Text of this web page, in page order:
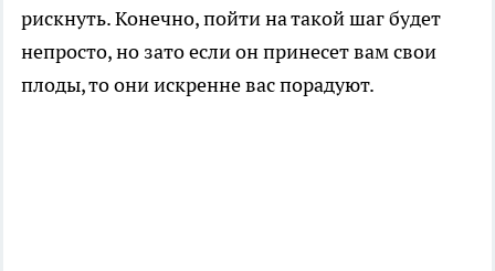
рискнуть. Конечно, пойти на такой шаг будет
непросто, но зато если он принесет вам свои
плоды, то они искренне вас порадуют.